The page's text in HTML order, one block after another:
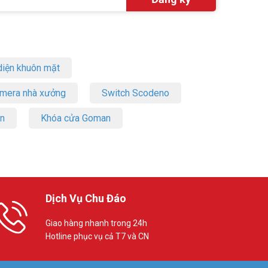
hơn thế
khuôn mặt
nhà xưởng Switch Scodeno
Khóa cửa Goman
Dịch Vụ Chu Đáo
Giao hàng nhanh trong 24h
Hotline phục vụ cả T7 và CN